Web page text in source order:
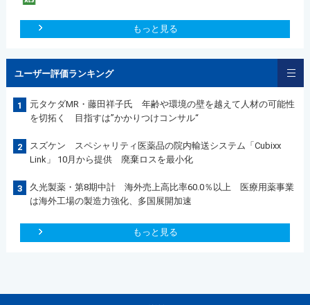
もっと見る
ユーザー評価ランキング
1
元タケダMR・藤田祥子氏 年齢や環境の壁を越えて人材の可能性
を切拓く 目指すは”かかりつけコンサル“
2
スズケン スペシャリティ医薬品の院内輸送システム「Cubixx
Link」 10月から提供 廃棄ロスを最小化
3
久光製薬・第8期中計 海外売上高比率60.0％以上 医療用薬事業
は海外工場の製造力強化、多国展開加速
もっと見る